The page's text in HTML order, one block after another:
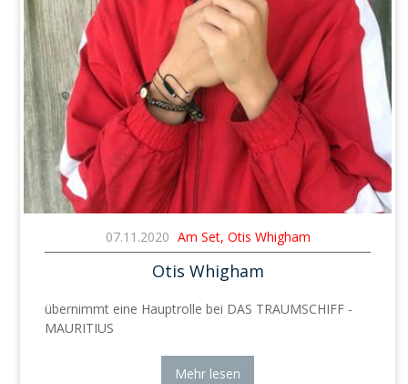
07.11.2020 Am Set, Otis Whigham
Otis Whigham
übernimmt eine Hauptrolle bei DAS TRAUMSCHIFF -
MAURITIUS
Mehr lesen